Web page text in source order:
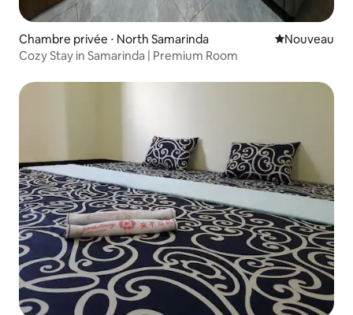
Chambre privée ⋅ North Samarinda Nouvel
Nouveau
Cozy Stay in Samarinda | Premium Room